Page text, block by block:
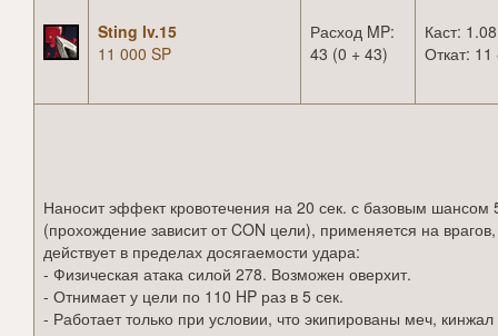
Sting lv.15
11 000 SP
Расход MP:
43 (0 + 43)
Каст:
Откат: 11
Наносит эффект кровотечения на 20 сек. с базовым шансом
(прохождение зависит от CON цели), применяется на врагов,
действует в пределах досягаемости удара:
- Физическая атака силой 278. Возможен оверхит.
- Отнимает у цели по 110 HP раз в 5 сек.
- Работает только при условии, что экипированы меч,